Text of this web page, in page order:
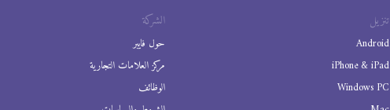
الشركة
حول فايبر
مركز العلامات التجارية
الوظائف
تنزيل
Android
iPhone & iPad
Windows PC